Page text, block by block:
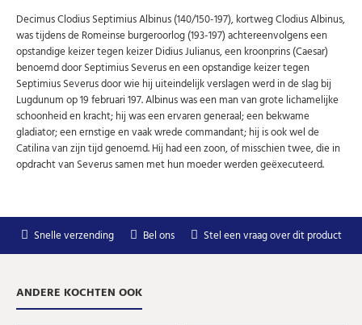
email
AANMELDEN
U kunt zich op elk moment weer afmelden via de nieuwsbrief.
Uw gegevens worden niet gedeeld met derden
Niet meer opnieuw tonen.
Decimus Clodius Septimius Albinus (140/150-197), kortweg Clodius Albinus,
was tijdens de Romeinse burgeroorlog (193-197) achtereenvolgens een
opstandige keizer tegen keizer Didius Julianus, een kroonprins (Caesar)
benoemd door Septimius Severus en een opstandige keizer tegen
Septimius Severus door wie hij uiteindelijk verslagen werd in de slag bij
Lugdunum op 19 februari 197. Albinus was een man van grote lichamelijke
schoonheid en kracht; hij was een ervaren generaal; een bekwame
gladiator; een ernstige en vaak wrede commandant; hij is ook wel de
Catilina van zijn tijd genoemd. Hij had een zoon, of misschien twee, die in
opdracht van Severus samen met hun moeder werden geëxecuteerd.
Snelle verzending Bel ons Stel een vraag over dit product
ANDERE KOCHTEN OOK